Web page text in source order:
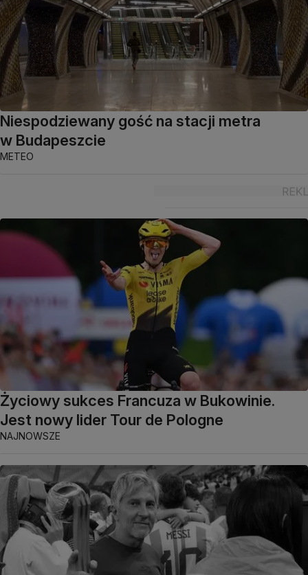
Niespodziewany gość na stacji metra
w Budapeszcie
METEO
Życiowy sukces Francuza w Bukowinie.
Jest nowy lider Tour de Pologne
NAJNOWSZE